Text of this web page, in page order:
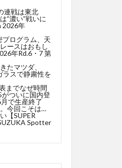
連戦は東北
”濃い”戦いに
2026年
ログラム、天
ースはおもし
年Rd.6・7 第
たマツダ、
ラスで静粛性を
までなぜ時間
ついに国内登
で生産終了
今回こそは…
【SUPER
Spotter